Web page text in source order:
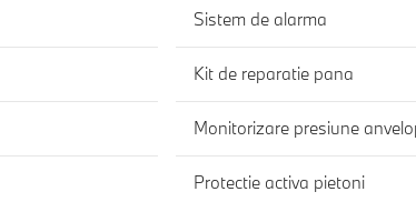
Sistem de alarma
Kit de reparatie pana
Monitorizare presiune
Protectie activa pietoni